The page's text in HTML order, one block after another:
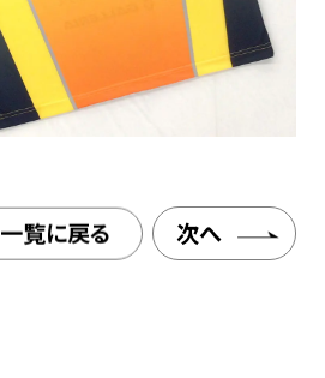
次へ
一覧に戻る